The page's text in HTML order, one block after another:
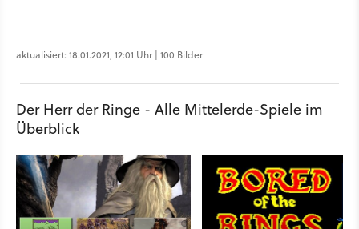
aktualisiert: 18.01.2021, 12:01 Uhr | 100 Bilder
Der Herr der Ringe - Alle Mittelerde-Spiele im
Überblick